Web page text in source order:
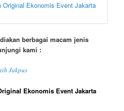
berbagai macam jenis
kami :
Jakpus
Ekonomis Event Jakarta